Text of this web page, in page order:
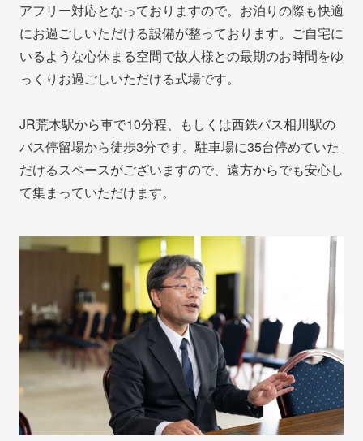
アフリー対応となっておりますので。お泊りの際も快適
にお過ごしいただける設備が整っております。ご自宅に
いるような心休まる空間で故人様との最期のお時間をゆ
っくりお過ごしいただける式場です。
JR荒木駅から車で10分程、もしくは西鉄バス相川駅の
バス停留場から徒歩3分です。駐車場に35台停めていた
だけるスペースがございますので、遠方からでも安心し
て集まっていただけます。